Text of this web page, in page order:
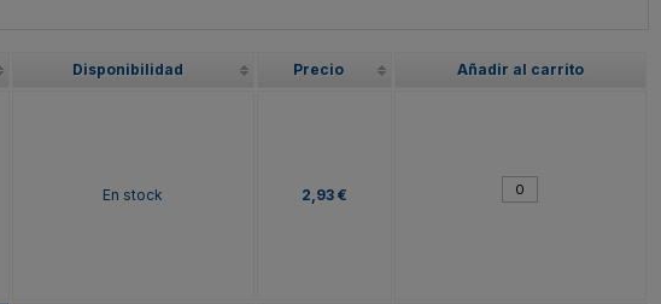
Disponibilidad Precio Añadir al carrito
En stock 2,93 €